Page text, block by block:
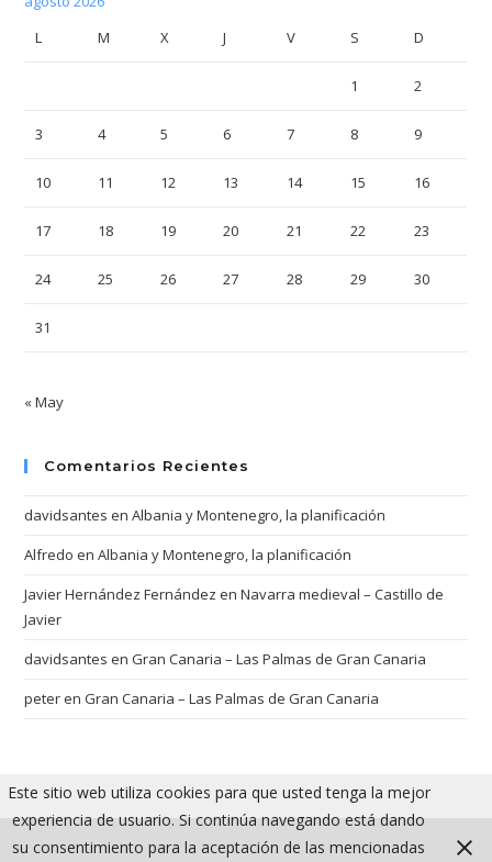
L
M X J V S D
1 2
3 4 5 6 7 8 9
10 11 12 13 14 15 16
17 18 19 20 21 22 23
24 25 26 27 28 29 30
31
« May
Comentarios Recientes
davidsantes enAlbania y Montenegro, la planificación
Alfredo enAlbania y Montenegro, la planificación
Javier Hernández Fernández enNavarra medieval – Castillo de
Javier
davidsantes enGran Canaria – Las Palmas de Gran Canaria
peterenGran Canaria – Las Palmas de Gran Canaria
Este sitio web utiliza cookies para que usted tenga la mejor
experiencia de usuario. Si continúa navegando está dando
su consentimiento para la aceptación de las mencionadas